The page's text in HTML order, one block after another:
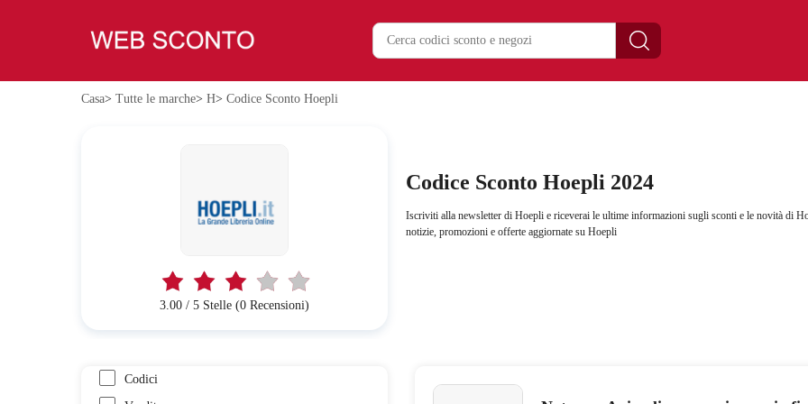
Casa> Tutte le marche> H> Codice Sconto Hoepli
3.00 / 5 Stelle (0 Recensioni)
Codice Sconto Hoepli 2024
Iscriviti alla newsletter di Hoepli e riceverai le ultime informazioni sugli sconti e le novità di
notizie, promozioni e offerte aggiornate su Hoepli
Codici